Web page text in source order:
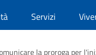
Servizi
la proroga per